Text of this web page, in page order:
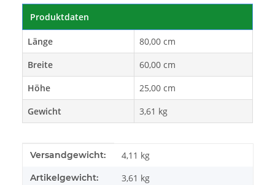
Produktdaten
Länge
80,00 cm
Breite
60,00 cm
Höhe
25,00 cm
Gewicht
3,61 kg
Produkteigenschaft
Wert
Versandgewicht: 4,11 kg
Artikelgewicht: 3,61 kg